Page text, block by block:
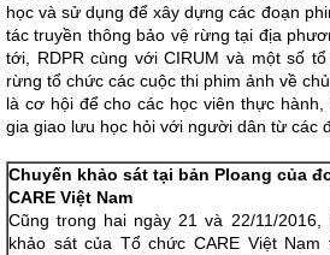
học và sử dụng để xây dựng các đoạn
tác truyền thông bảo vệ rừng tại địa
tới, RDPR cùng với CIRUM và một số
rừng tổ chức các cuộc thi phim ảnh về
là cơ hội để cho các học viên thực
gia giao lưu học hỏi với người dân từ các
Chuyến khảo sát tại bản Ploang của
CARE Việt Nam
Cũng trong hai ngày 21 và 22/11/2016,
khảo sát của Tổ chức CARE Việt